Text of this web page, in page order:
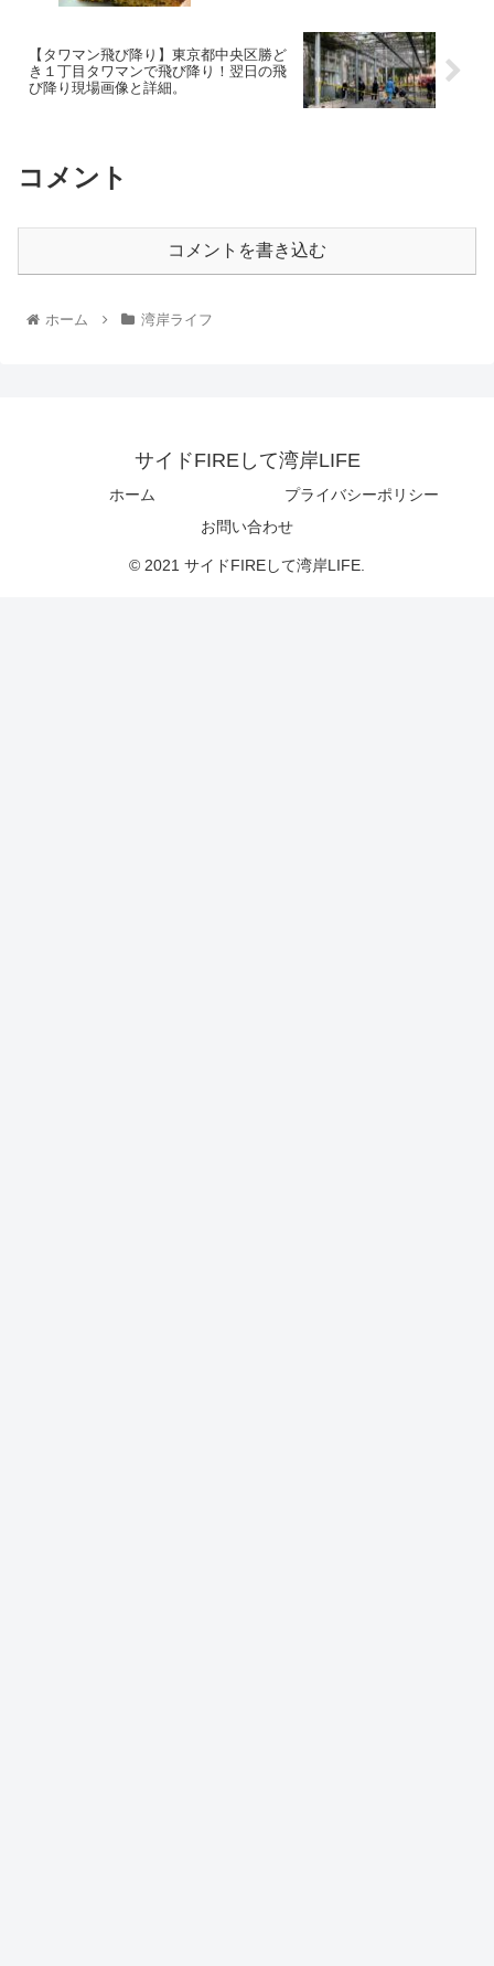
【タワマン飛び降り】東京都中央区勝ど
き１丁目タワマンで飛び降り！翌日の飛
び降り現場画像と詳細。
コメント
コメントを書き込む
ホーム 湾岸ライフ
サイドFIREして湾岸LIFE
ホーム
プライバシーポリシー
お問い合わせ
© 2021 サイドFIREして湾岸LIFE.